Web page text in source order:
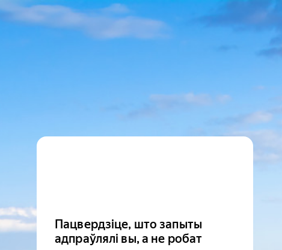
Пацвердзіце, што запыты
адпраўлялі вы, а не робат